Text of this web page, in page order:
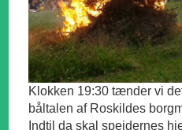
Klokken 19:30 tænder vi
båltalen af Roskildes
Indtil da skal spejdernes